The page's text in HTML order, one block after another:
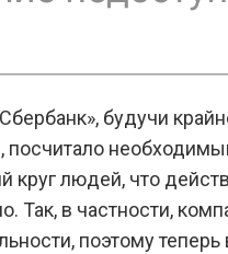
будучи
посчитало
круг людей, что
Так, в частности,
поэтому теперь